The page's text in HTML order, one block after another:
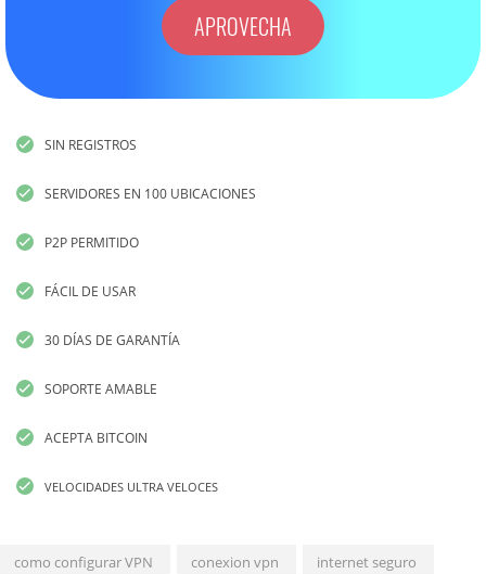
APROVECHA
SIN REGISTROS
SERVIDORES EN 100 UBICACIONES
P2P PERMITIDO
FÁCIL DE USAR
30 DÍAS DE GARANTÍA
SOPORTE AMABLE
ACEPTA BITCOIN
VELOCIDADES ULTRA VELOCES
como configurar VPN conexion vpn
internet seguro